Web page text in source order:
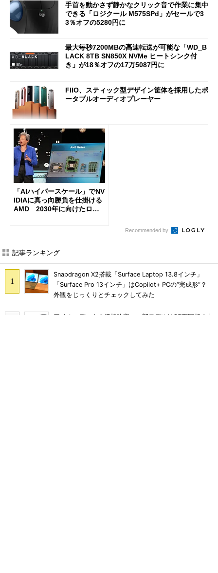
手首を動かさず静かなクリック音で作業に集中
できる「ロジクール M575SPd」がセールで3
3％オフの5280円に
最大毎秒7200MBの高速転送が可能な「WD_B
LACK 8TB SN850X NVMe ヒートシンク付
き」が18％オフの17万5087円に
FIIO、スティック型デザイン筐体を採用したポ
ータブルオーディオプレーヤー
「AIハイパースケール」でNV
IDIAに真っ向勝負を仕掛ける
AMD 2030年に向けたロー
Recommended by
記事ランキング
Snapdragon X2搭載「Surface Laptop 13.8インチ」
「Surface Pro 13インチ」はCopilot+ PCの“完成形”？
外観をじっくりとチェックしてみた
アイオーデータの価格改定、一部モデルは25万円超の大